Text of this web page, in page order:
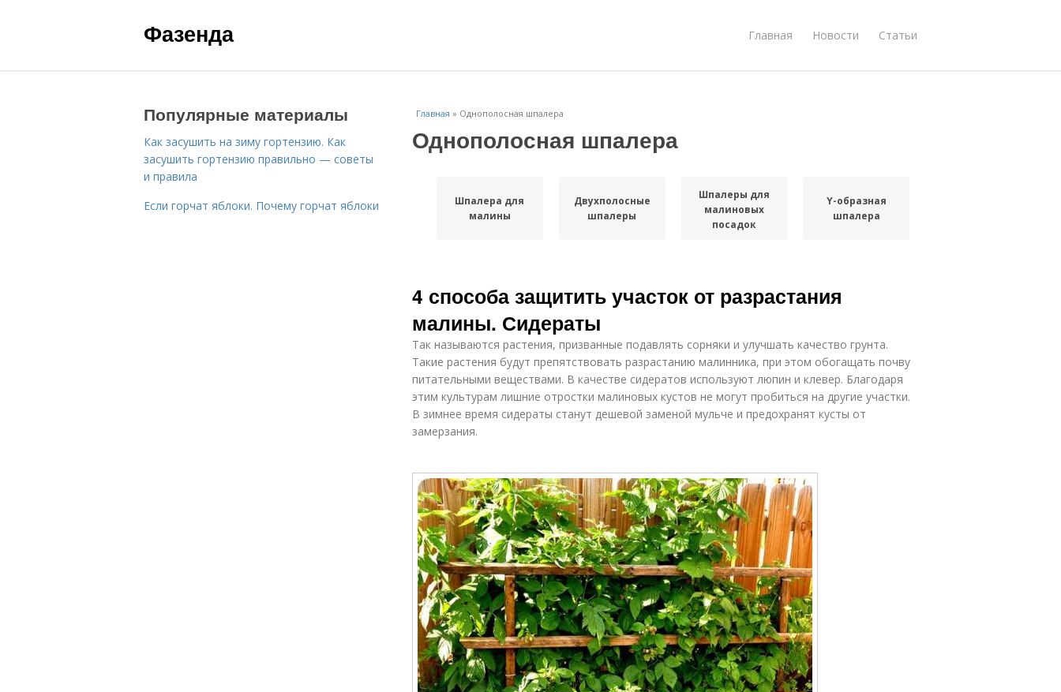
Фазенда Главная Новости Статьи
Главная » Однополосная шпалера
Однополосная шпалера
Шпалера для
малины
Двухполосные
шпалеры
Шпалеры для
малиновых
посадок
Y-образная
шпалера
4 способа защитить участок от разрастания
малины. Сидераты
Так называются растения, призванные подавлять сорняки и улучшать качество грунта.
Такие растения будут препятствовать разрастанию малинника, при этом обогащать почву
питательными веществами. В качестве сидератов используют люпин и клевер. Благодаря
этим культурам лишние отростки малиновых кустов не могут пробиться на другие участки.
В зимнее время сидераты станут дешевой заменой мульче и предохранят кусты от
замерзания.
Популярные материалы
Как засушить на зиму гортензию. Как
засушить гортензию правильно — советы
и правила
Если горчат яблоки. Почему горчат яблоки